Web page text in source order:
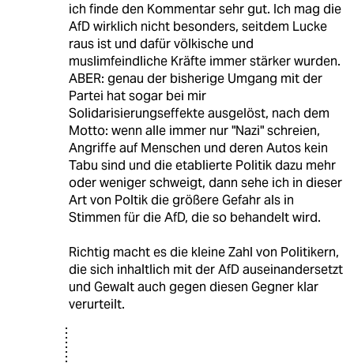
ich finde den Kommentar sehr gut. Ich mag die
AfD wirklich nicht besonders, seitdem Lucke
raus ist und dafür völkische und
muslimfeindliche Kräfte immer stärker wurden.
ABER: genau der bisherige Umgang mit der
Partei hat sogar bei mir
Solidarisierungseffekte ausgelöst, nach dem
Motto: wenn alle immer nur "Nazi" schreien,
Angriffe auf Menschen und deren Autos kein
Tabu sind und die etablierte Politik dazu mehr
oder weniger schweigt, dann sehe ich in dieser
Art von Poltik die größere Gefahr als in
Stimmen für die AfD, die so behandelt wird.
Richtig macht es die kleine Zahl von Politikern,
die sich inhaltlich mit der AfD auseinandersetzt
und Gewalt auch gegen diesen Gegner klar
verurteilt.